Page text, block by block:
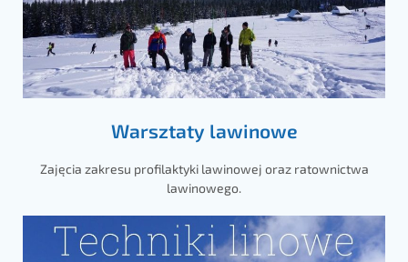
Warsztaty lawinowe
Zajęcia zakresu profilaktyki lawinowej oraz ratownictwa
lawinowego.